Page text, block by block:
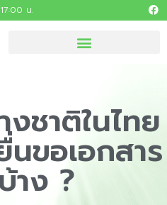
น.
ชาติในไทย
ขอเอกสาร
าง ?